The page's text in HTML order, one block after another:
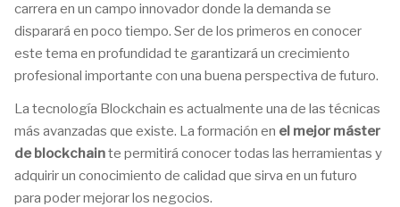
carrera en un campo innovador donde la demanda se
disparará en poco tiempo. Ser de los primeros en conocer
este tema en profundidad te garantizará un crecimiento
profesional importante con una buena perspectiva de futuro.
La tecnología Blockchain es actualmente una de las técnicas
más avanzadas que existe. La formación en el mejor máster
de blockchainte permitirá conocer todas las herramientas y
adquirir un conocimiento de calidad que sirva en un futuro
para poder mejorar los negocios.